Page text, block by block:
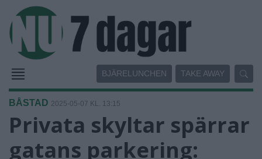
BJÄRELUNCHEN TAKE AWAY
BÅSTAD 2025-05-07 KL. 13:15
Privata skyltar spärrar
gatans parkering: